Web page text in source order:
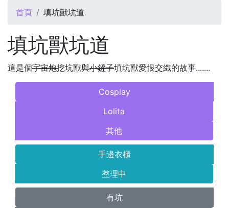
您在這裡
首頁 填坑獸坑道
填坑獸坑道
這是個宇宙炮挖坑獸與小鏟子填坑獸愛恨交織的故事.......
Cosplay
Lolita
其他
手邊衣櫃
整理中
有坑